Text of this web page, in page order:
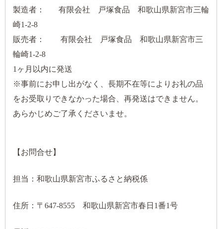
製造者： 有限会社 戸塚食品 和歌山県新宮市三輪
崎1-2-8
販売者： 有限会社 戸塚食品 和歌山県新宮市三
輪崎1-2-8
1ヶ月以内に発送
※事前にお申し出がなく、長期不在等によりお礼の品
をお受取りできなかった場合、再発送はできません。
あらかじめご了承くださいませ。
【お問合せ】
担当：和歌山県新宮市ふるさと納税係
住所：〒647-8555 和歌山県新宮市春日1番1号